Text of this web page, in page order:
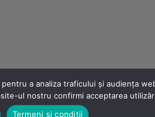
a analiza traficului și audiența
ul nostru confirmi acceptarea
Termeni si conditii